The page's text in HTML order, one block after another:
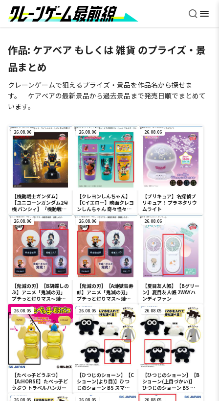
作品: ケアベア もしくは 雑貨 のプライズ・景
品まとめ
クレーンゲームで狙えるプライズ・景品を作品名から探せま
す。 ケアベアの最新景品から過去景品まで発売日順でまとめて
います。
26.08.06
【機動戦士ガンダム】
【ユニコーンガンダム2号
機 バンシィ】『機動戦士
ガンダムUC』 胸像センサ
ーライト-ユニコーンガン
ダム2号機 バンシィ（デ
ストロイモード）-
26.08.06
【クレヨンしんちゃん】
【Cイエロー】映画クレヨ
ンしんちゃん 奇々怪々！
オラの妖怪バケ～ション
フルカラータンブラー
26.08.06
【プリキュア】名探偵プ
リキュア！ プラネタリウ
ムライト
26.08.06
【鬼滅の刃】【B胡蝶しの
ぶ】アニメ「鬼滅の刃」
プチっと灯りマス～煉獄
杏寿郎・胡蝶しのぶ～
26.08.06
【鬼滅の刃】【A煉獄杏寿
郎】アニメ「鬼滅の刃」
プチっと灯りマス～煉獄
26.08.06
【夏目友人帳】【Bグリー
ン】夏目友人帳 2WAYハ
ンディファン
26.08.05
【たべっ子どうぶつ】
【A:HORSE】たべっ子ど
うぶつ トラベルハンガー
26.08.05
【ひつじのショーン】【C
ショーン(より目)】ひつ
じのショーン BS スマホ
ショーンルダー
26.08.05
【ひつじのショーン】【B
ショーン(上目づかい)】
ひつじのショーン BS ス
マホショーンルダー